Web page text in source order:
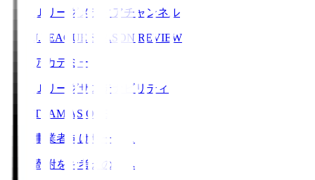
Ｊリーグメディアチャンネル
J.LEAGUE SEASON REVIEW
アカデミー
Ｊリーグサステナビリティ
TEAM AS ONE
事業者向けサービス
寄附をお考えの方へ